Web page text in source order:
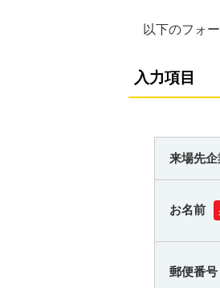
以下のフォ
入力項目
来場先企
お名前
郵便番号